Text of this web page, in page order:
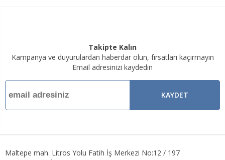
Takipte Kalın
Kampanya ve duyurulardan haberdar olun, fırsatları kaçırmayın
Email adresinizi kaydedin
KAYDET
Maltepe mah. Litros Yolu Fatih İş Merkezi No:12 / 197